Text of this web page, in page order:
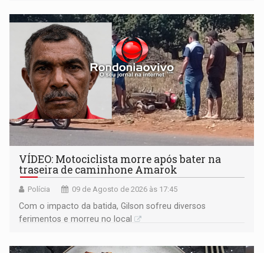
VÍDEO: Motociclista morre após bater na
traseira de caminhone Amarok
Polícia 09 de Agosto de 2026 às 17:45
​Com o impacto da batida, Gilson sofreu diversos
ferimentos e morreu no local